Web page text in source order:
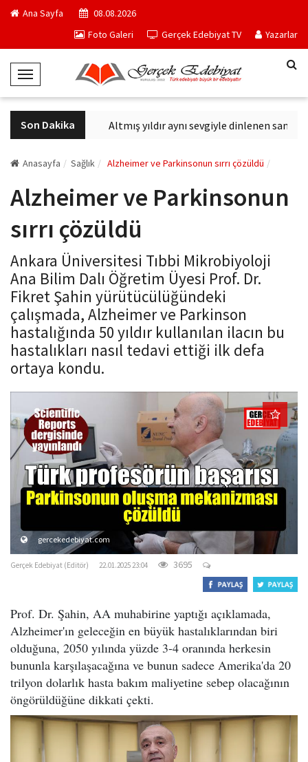
Ana Sayfa
08.08.2026
Foto Galeri
Gerçek Edebiyat TV Yazarlar
T
o
g
g
e
a
t
i
o
n
Son Dakika
Nesil Savaş Altmış yıldır aynı sevgiyle dinlenen sanatçı:
Anasayfa Sağlık Alzheimer ve Parkinsonun sırrı çözüldü
Alzheimer ve Parkinsonun
sırrı çözüldü
Ankara Üniversitesi Tıbbi Mikrobiyoloji
Ana Bilim Dalı Öğretim Üyesi Prof. Dr.
Fikret Şahin yürütücülüğündeki
çalışmada, Alzheimer ve Parkinson
hastalığında 50 yıldır kullanılan ilacın bu
hastalıkları nasıl tedavi ettiği ilk defa
ortaya kondu.
gercekedebiyat.com
Gerçek Edebiyat (Editör) 22.01.2025 23:04 3695
Prof. Dr. Şahin, AA muhabirine yaptığı açıklamada,
Alzheimer'ın geleceğin en büyük hastalıklarından biri
olduğuna, 2050 yılında yüzde 3-4 oranında herkesin
bununla karşılaşacağına ve bunun sadece Amerika'da 20
trilyon dolarlık hasta bakım maliyetine sebep olacağının
öngörüldüğüne dikkati çekti.